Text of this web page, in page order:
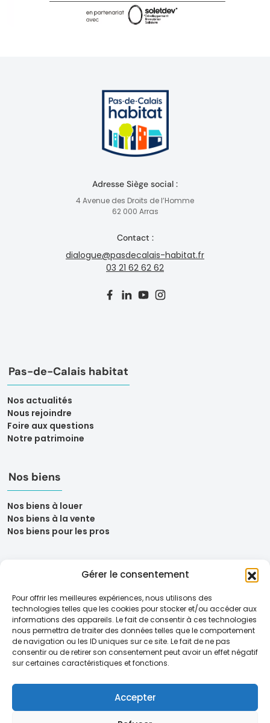
Gérer le consentement
Pour offrir les meilleures expériences, nous utilisons des
technologies telles que les cookies pour stocker et/ou accéder aux
informations des appareils. Le fait de consentir à ces technologies
nous permettra de traiter des données telles que le comportement
de navigation ou les ID uniques sur ce site. Le fait de ne pas
consentir ou de retirer son consentement peut avoir un effet négatif
sur certaines caractéristiques et fonctions.
Accepter
Adresse Siège social :
4 Avenue des Droits de l’Homme
62 000 Arras
Contact :
dialogue@pasdecalais-habitat.fr
03 21 62 62 62
Pas-de-Calais habitat
Nos actualités
Nous rejoindre
Foire aux questions
Notre patrimoine
Nos biens
Nos biens à louer
Nos biens à la vente
Nos biens pour les pros
Mentions légalesPolitique de confidentialité
Politique de cookies (UE)
Dispositif loi Sapin 2